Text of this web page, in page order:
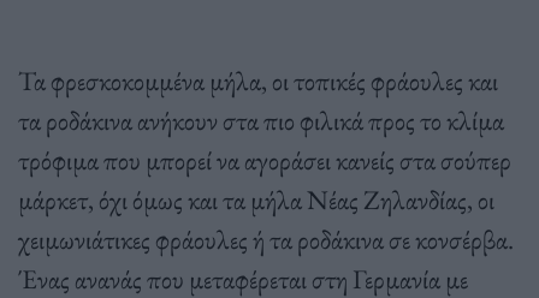
Τα φρεσκοκομμένα μήλα, οι τοπικές φράουλες και
τα ροδάκινα ανήκουν στα πιο φιλικά προς το κλίμα
τρόφιμα που μπορεί να αγοράσει κανείς στα σούπερ
μάρκετ, όχι όμως και τα μήλα Νέας Ζηλανδίας, οι
χειμωνιάτικες φράουλες ή τα ροδάκινα σε κονσέρβα.
Ένας ανανάς που μεταφέρεται στη Γερμανία με